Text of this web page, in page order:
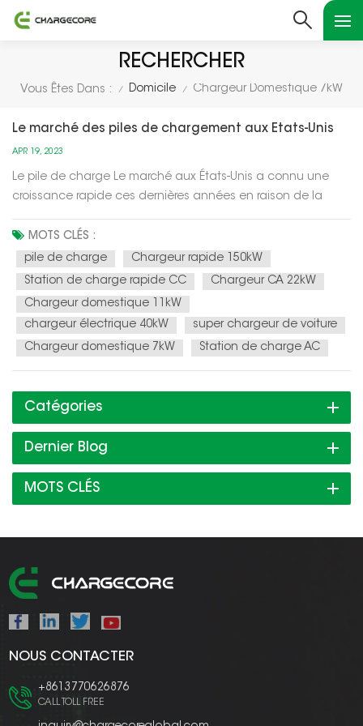
RECHERCHER
Vous Êtes Dans : / Domicile / Chargeur Domestique 7kW
Le marché des piles de chargement aux États-Unis
APR 19, 2023
Le pile de charge Le marché aux États-Unis a connu une
croissance rapide ces dernières années en raison de la
que de plus en plus de consommateurs choisissent
d'acheter des véhicules électriques pour réduire leur
empreinte carbone et économise...
MOTS CLÉS :
pile de charge
Chargeur rapide 150kW
Station de charge rapide CC
Chargeur CA 22kW
Chargeur domestique 11kW
chargeur électrique 40kW
super chargeur de voiture
Chargeur domestique 7kW
Station de charge AC
Catégories
Dernier Blog
MOTS CLÉS
NOUS CONTACTER
+8613770626876
CALL TOLL FREE